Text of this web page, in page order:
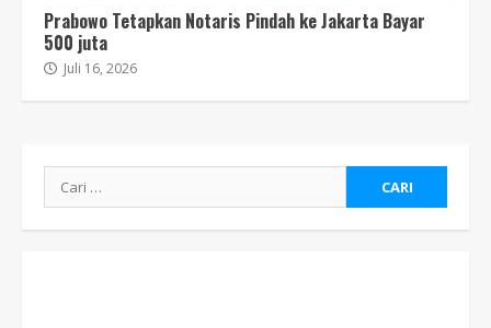
Prabowo Tetapkan Notaris Pindah ke Jakarta Bayar
500 juta
Juli 16, 2026
Cari
untuk: